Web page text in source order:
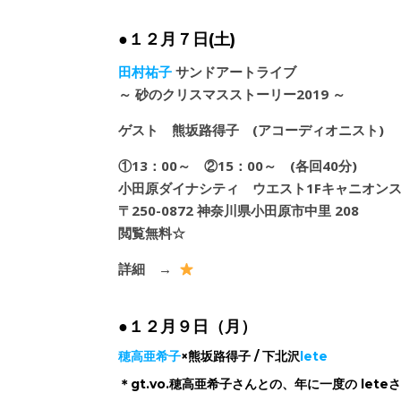
●１２月７日(土)
田村祐子 サンドアートライブ
～ 砂のクリスマスストーリー2019 ～
ゲスト 熊坂路得子 (アコーディオニスト)
①13：00～ ②15：00～ (各回40分)
小田原ダイナシティ ウエスト1Fキャニオン
〒250-0872 神奈川県小田原市中里 208
閲覧無料☆
詳細 →
●１２月９日（月）
穂高亜希子×熊坂路得子 / 下北沢lete
＊gt.vo.穂高亜希子さんとの、年に一度の leteさ